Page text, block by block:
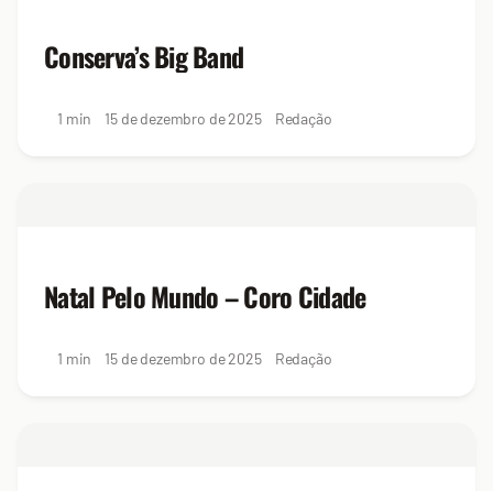
Conserva’s Big Band
1 min 15 de dezembro de 2025 Redação
Natal Pelo Mundo – Coro Cidade
1 min 15 de dezembro de 2025 Redação